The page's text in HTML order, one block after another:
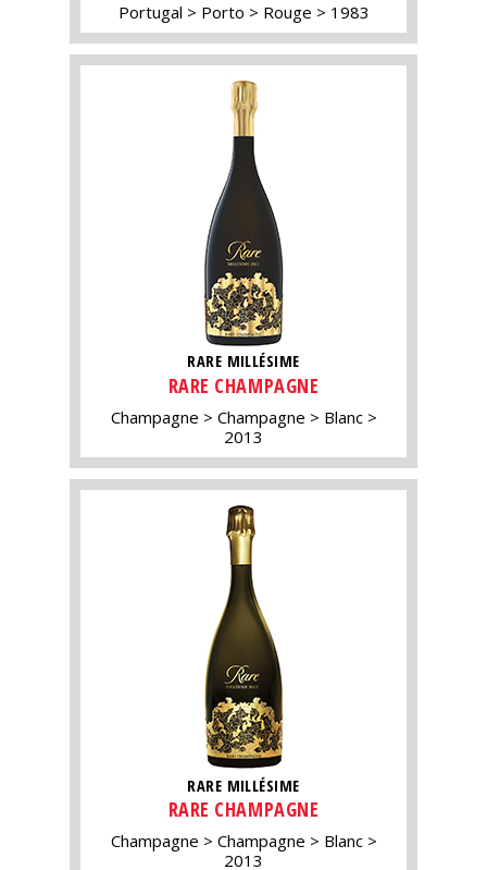
Portugal Porto Rouge 1983
RARE MILLÉSIME
RARE CHAMPAGNE
Champagne Champagne
Blanc
2013
RARE MILLÉSIME
RARE CHAMPAGNE
Champagne Champagne
Blanc
2013